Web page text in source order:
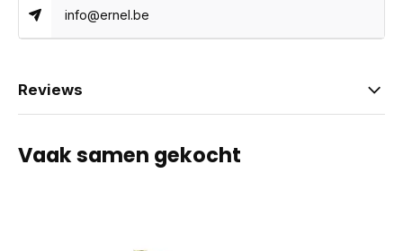
info@ernel.be
Reviews
Vaak samen gekocht